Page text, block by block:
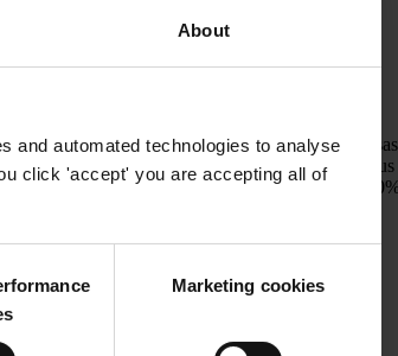
About
and automated technologies to analyse
click 'accept' you are accepting all of
Marketing cookies
los países y socavan la integridad de las
esté exenta ni consumidores que escapen a
alzas injustificadas en los precios de hasta el